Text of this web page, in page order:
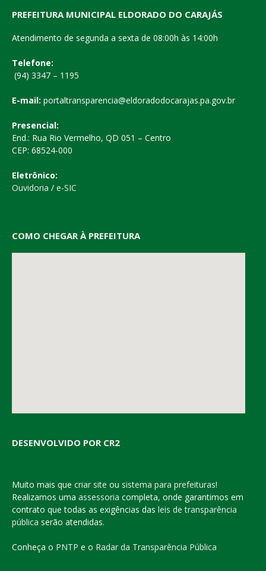
PREFEITURA MUNICIPAL ELDORADO DO CARAJÁS
Atendimento de segunda a sexta de 08:00h às 14:00h
Telefone:
(94) 3347 – 1195
E-mail: portaltransparencia@eldoradodocarajas.pa.gov.br
Presencial:
End.: Rua Rio Vermelho, QD 051 – Centro
CEP: 68524-000
Eletrônico:
Ouvidoria / e-SIC
COMO CHEGAR À PREFEITURA
DESENVOLVIDO POR CR2
Muito mais que criar site ou sistema para prefeituras!
Realizamos uma assessoria completa, onde garantimos em
contrato que todas as exigências das leis de transparência
pública serão atendidas.
Conheça o PNTP e o Radar da Transparência Pública